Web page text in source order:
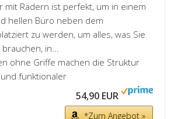
mit Rädern ist perfekt, um in einem
hellen Büro neben dem
zu werden, um alles, was Sie
in...
ohne Griffe machen die Struktur
funktionaler
54,90 EUR
*Zum Angebot »